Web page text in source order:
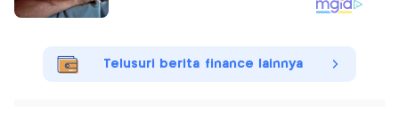
Telusuri berita finance lainnya